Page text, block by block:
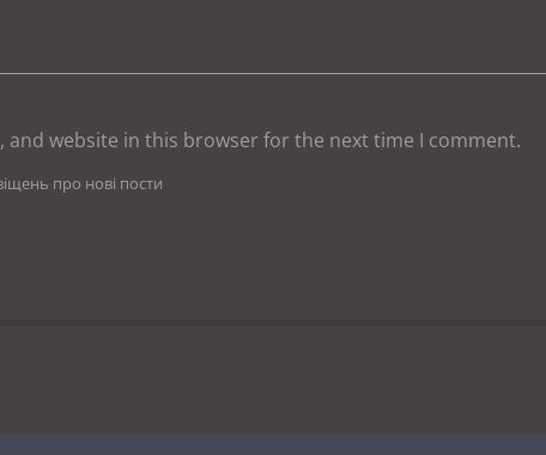
and website in this browser for the next time I comment.
про нові пости